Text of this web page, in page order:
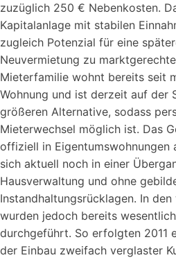
zuzüglich 250 € Nebenkosten.
Kapitalanlage mit stabilen
zugleich Potenzial für eine
Neuvermietung zu
Mieterfamilie wohnt bereits seit
Wohnung und ist derzeit auf der
größeren Alternative, sodass
Mieterwechsel möglich ist. Das
offiziell in
sich aktuell noch in einer
Hausverwaltung und ohne
Instandhaltungsrücklagen. In
wurden jedoch bereits
durchgeführt. So erfolgten 2011
der Einbau zweifach verglaster